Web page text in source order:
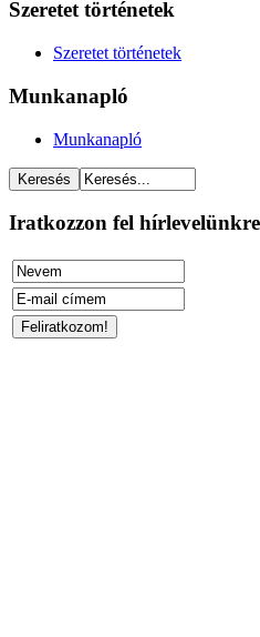
Szeretet történetek
Szeretet történetek
Munkanapló
Munkanapló
Iratkozzon fel